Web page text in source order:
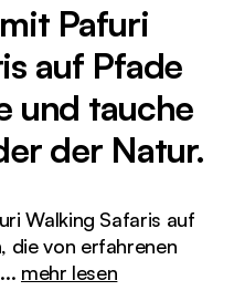
Pafuri
auf Pfade
und tauche
der Natur.
Walking Safaris auf
die von erfahrenen
... mehr lesen